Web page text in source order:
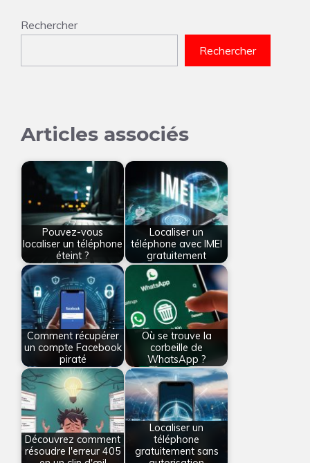
Rechercher
Rechercher
Articles associés
Pouvez-vous
localiser un téléphone
éteint ?
Localiser un
téléphone avec IMEI
gratuitement
Comment récupérer
un compte Facebook
piraté
Où se trouve la
corbeille de
WhatsApp ?
Découvrez comment
résoudre l'erreur 405
Localiser un
téléphone
gratuitement sans